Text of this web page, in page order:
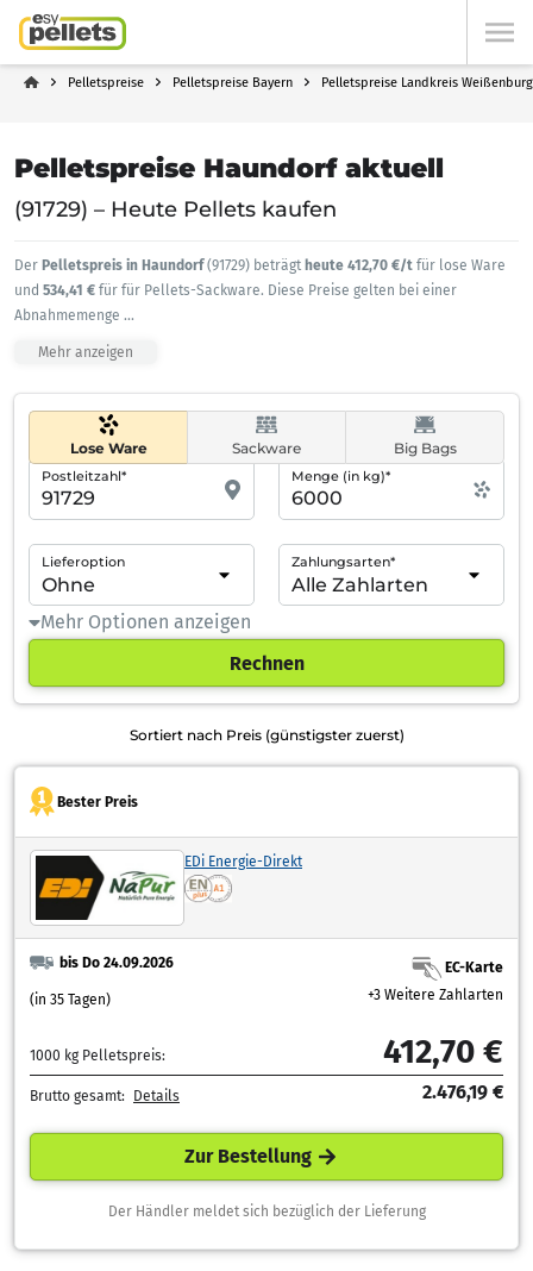
Pelletspreise Pelletspreise Bayern Pelletspreise Landkreis
Pelletspreise Haundorf aktuell
(91729) – Heute Pellets kaufen
Der Pelletspreis in Haundorf(91729) beträgt heute 412,70 €/t für lose Ware
und 534,41 € für für Pellets-Sackware. Diese Preise gelten bei einer
Abnahmemenge ...
Mehr anzeigen
Lose Ware Sackware Big Bags
Postleitzahl* Menge (in kg)*
Lieferoption Zahlungsarten*
Mehr Optionen anzeigen
Rechnen
Sortiert nach Preis (günstigster zuerst)
Bester Preis
EDi Energie-Direkt
bis Do 24.09.2026
(in 35 Tagen)
EC-Karte
+3 Weitere Zahlarten
1000 kg Pelletspreis: 412,70 €
Brutto gesamt: Details 2.476,19 €
Zur Bestellung
Der Händler meldet sich bezüglich der Lieferung